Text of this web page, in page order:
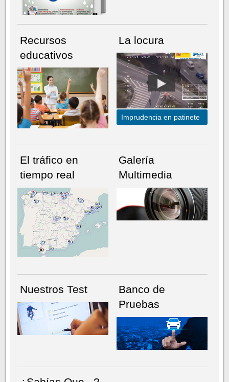
NÚMERO ACTUALHEMEROTECA
Recursos
educativos
La locura
Imprudencia en patinete
El tráfico en
tiempo real
Galería
Multimedia
Nuestros Test
Banco de
Pruebas